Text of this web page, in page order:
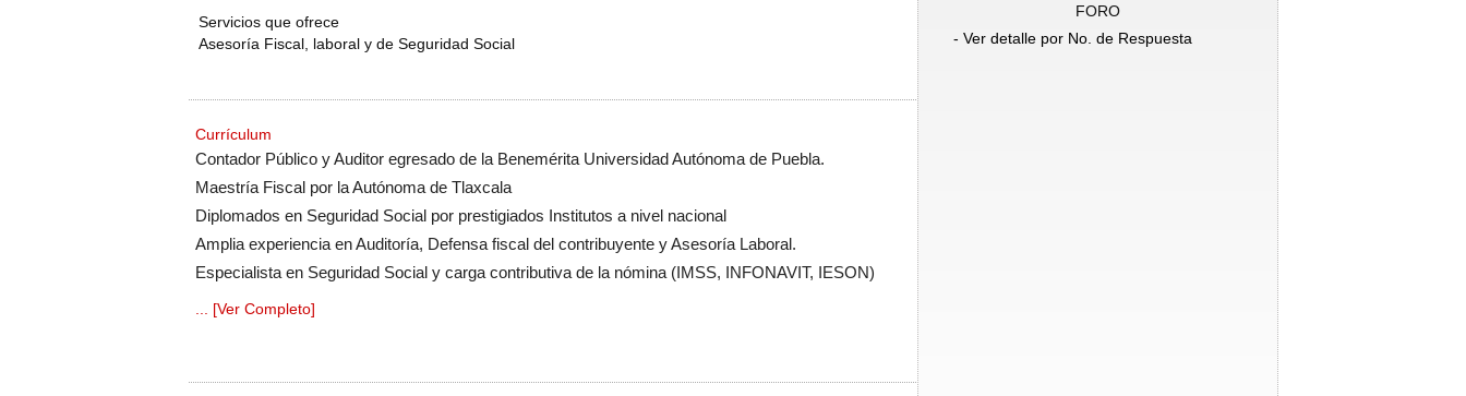
Servicios que ofrece
Asesoría Fiscal, laboral y de Seguridad Social
Currículum
Contador Público y Auditor egresado de la Benemérita Universidad Autónoma de Puebla.
Maestría Fiscal por la Autónoma de Tlaxcala
Diplomados en Seguridad Social por prestigiados Institutos a nivel nacional
Amplia experiencia en Auditoría, Defensa fiscal del contribuyente y Asesoría Laboral.
Especialista en Seguridad Social y carga contributiva de la nómina (IMSS, INFONAVIT, IESON)
... [Ver Completo]
FORO
- Ver detalle por No. de Respuesta